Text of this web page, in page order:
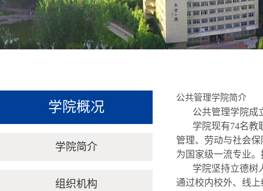
学院概况
学院简介
组织机构
公共管理学院简介
公共管理学院成
学院现有74名教
管理、劳动与社会
为国家级一流专业
学院坚持立德树
通过校内校外、线